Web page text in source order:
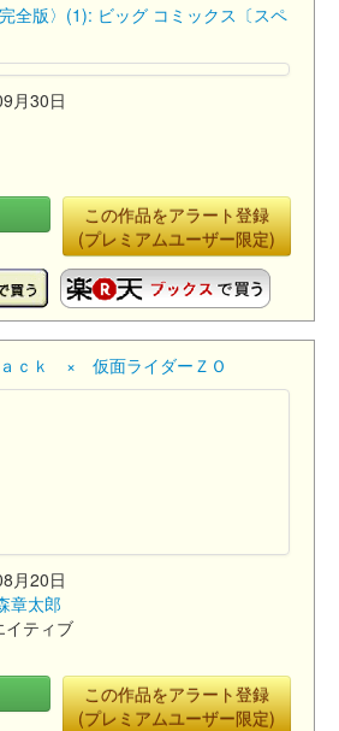
全版〉(1): ビッグ コミックス〔スペ
月30日
この作品をアラート登録
(プレミアムユーザー限定)
ｃｋ × 仮面ライダーＺＯ
月20日
章太郎
イティブ
この作品をアラート登録
(プレミアムユーザー限定)